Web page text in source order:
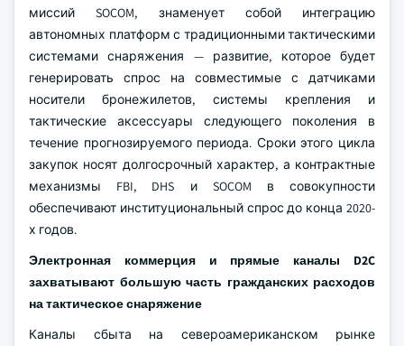
миссий SOCOM, знаменует собой интеграцию
автономных платформ с традиционными тактическими
системами снаряжения — развитие, которое будет
генерировать спрос на совместимые с датчиками
носители бронежилетов, системы крепления и
тактические аксессуары следующего поколения в
течение прогнозируемого периода. Сроки этого цикла
закупок носят долгосрочный характер, а контрактные
механизмы FBI, DHS и SOCOM в совокупности
обеспечивают институциональный спрос до конца 2020-
х годов.
Электронная коммерция и прямые каналы D2C
захватывают большую часть гражданских расходов
на тактическое снаряжение
Каналы сбыта на североамериканском рынке